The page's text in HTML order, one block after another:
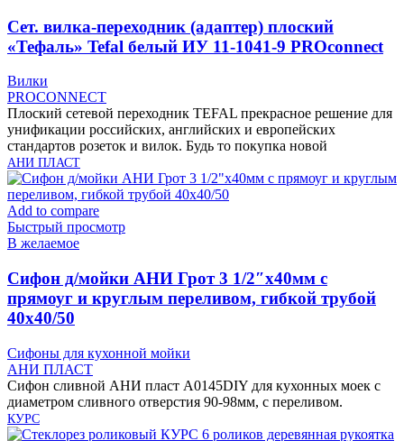
Cет. вилка-переходник (адаптер) плоский
«Тефаль» Tefal белый ИУ 11-1041-9 PROconnect
Вилки
PROCONNECT
Плоский сетевой переходник TEFAL прекрасное решение для
унификации российских, английских и европейских
стандартов розеток и вилок. Будь то покупка новой
АНИ ПЛАСТ
Add to compare
Быстрый просмотр
В желаемое
Cифон д/мойки АНИ Грот 3 1/2″х40мм с
прямоуг и круглым переливом, гибкой трубой
40х40/50
Сифоны для кухонной мойки
АНИ ПЛАСТ
Сифон сливной АНИ пласт A0145DIY для кухонных моек с
диаметром сливного отверстия 90-98мм, с переливом.
КУРС